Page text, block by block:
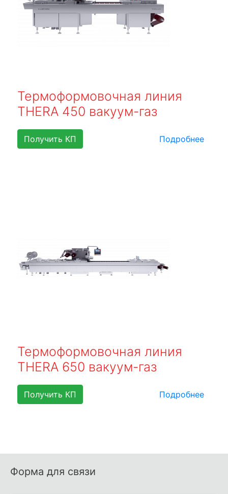
Термоформовочная линия
THERA 450 вакуум-газ
Получить КП Подробнее
Термоформовочная линия
THERA 650 вакуум-газ
Получить КП Подробнее
Форма для связи